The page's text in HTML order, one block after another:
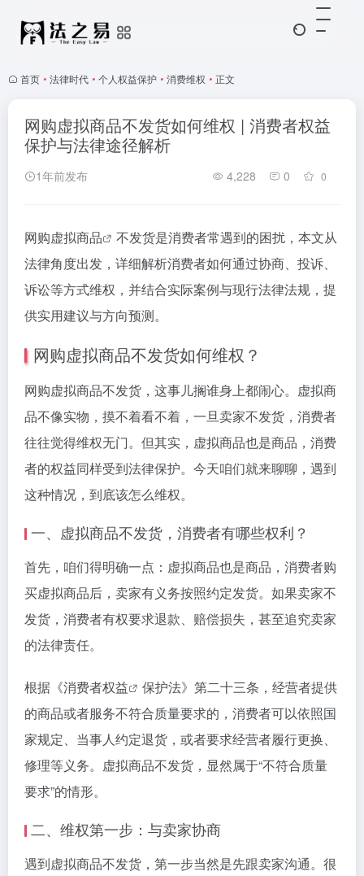
首页 • 法律时代 • 个人权益保护 • 消费维权 • 正文
网购虚拟商品不发货如何维权 | 消费者权益
保护与法律途径解析
1年前发布 4,228 0 0
网购虚拟商品
不发货是消费者常遇到的困扰，本文从
法律角度出发，详细解析消费者如何通过协商、投诉、
诉讼等方式维权，并结合实际案例与现行法律法规，提
供实用建议与方向预测。
网购虚拟商品不发货如何维权？
网购虚拟商品不发货，这事儿搁谁身上都闹心。虚拟商
品不像实物，摸不着看不着，一旦卖家不发货，消费者
往往觉得维权无门。但其实，虚拟商品也是商品，消费
者的权益同样受到法律保护。今天咱们就来聊聊，遇到
这种情况，到底该怎么维权。
一、虚拟商品不发货，消费者有哪些权利？
首先，咱们得明确一点：虚拟商品也是商品，消费者购
买虚拟商品后，卖家有义务按照约定发货。如果卖家不
发货，消费者有权要求退款、赔偿损失，甚至追究卖家
的法律责任。
根据《消费者权益
保护法》第二十三条，经营者提供
的商品或者服务不符合质量要求的，消费者可以依照国
家规定、当事人约定退货，或者要求经营者履行更换、
修理等义务。虚拟商品不发货，显然属于“不符合质量
要求”的情形。
二、维权第一步：与卖家协商
遇到虚拟商品不发货，第一步当然是先跟卖家沟通。很